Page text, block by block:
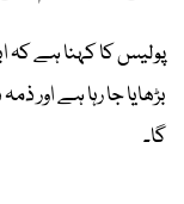
پولیس کا کہنا ہے کہ
بڑھایا جا رہا ہے اور
گا۔